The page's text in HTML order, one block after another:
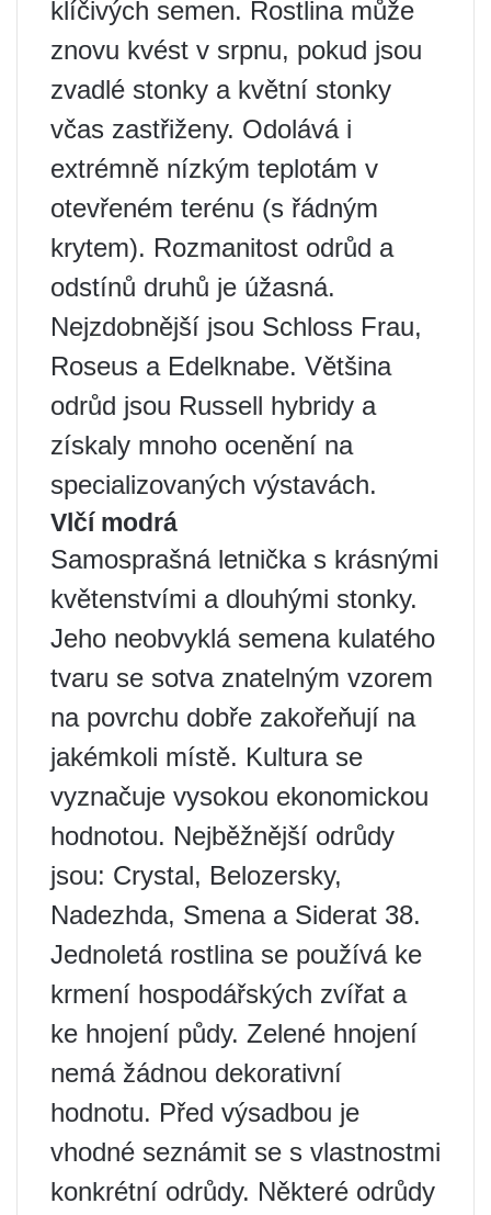
klíčivých semen. Rostlina může
znovu kvést v srpnu, pokud jsou
zvadlé stonky a květní stonky
včas zastřiženy. Odolává i
extrémně nízkým teplotám v
otevřeném terénu (s řádným
krytem). Rozmanitost odrůd a
odstínů druhů je úžasná.
Nejzdobnější jsou Schloss Frau,
Roseus a Edelknabe. Většina
odrůd jsou Russell hybridy a
získaly mnoho ocenění na
specializovaných výstavách.
Vlčí modrá
Samosprašná letnička s krásnými
květenstvími a dlouhými stonky.
Jeho neobvyklá semena kulatého
tvaru se sotva znatelným vzorem
na povrchu dobře zakořeňují na
jakémkoli místě. Kultura se
vyznačuje vysokou ekonomickou
hodnotou. Nejběžnější odrůdy
jsou: Crystal, Belozersky,
Nadezhda, Smena a Siderat 38.
Jednoletá rostlina se používá ke
krmení hospodářských zvířat a
ke hnojení půdy. Zelené hnojení
nemá žádnou dekorativní
hodnotu. Před výsadbou je
vhodné seznámit se s vlastnostmi
konkrétní odrůdy. Některé odrůdy